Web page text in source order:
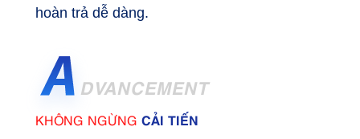
hoàn trả dễ dàng.
DVANCEMENT
KHÔNG NGỪNG CẢI TIẾN